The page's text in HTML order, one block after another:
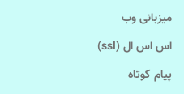
میزبانی وب
اس اس ال (ssl)
پیام کوتاه